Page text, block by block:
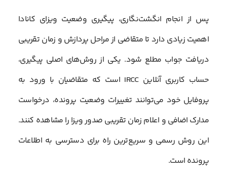
پس از انجام انگشت‌نگاری، پیگیری وضعیت ویزای کانادا
اهمیت زیادی دارد تا متقاضی از مراحل پردازش و زمان تقریبی
دریافت جواب مطلع شود. یکی از روش‌های اصلی پیگیری،
حساب کاربری آنلاین IRCC است که متقاضیان با ورود به
پروفایل خود می‌توانند تغییرات وضعیت پرونده، درخواست
مدارک اضافی و اعلام زمان تقریبی صدور ویزا را مشاهده کنند.
این روش رسمی و سریع‌ترین راه برای دسترسی به اطلاعات
پرونده است.